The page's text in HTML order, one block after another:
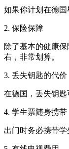
如果你计划在德
2. 保险保障
除了基本的健康
右，非常划算。
3. 丢失钥匙的代价
在德国，丢失钥
4. 学生票随身携带
出门时务必携带